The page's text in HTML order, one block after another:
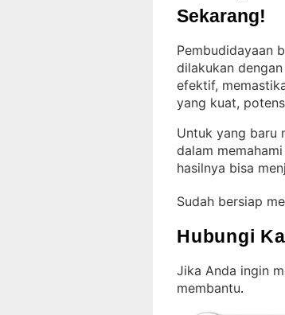
Sekarang!
Pembudidayaan
dilakukan
efektif,
yang kuat,
Untuk yang baru
dalam
hasilnya bisa
Sudah bersiap
Hubungi
Jika Anda ingin
membantu.